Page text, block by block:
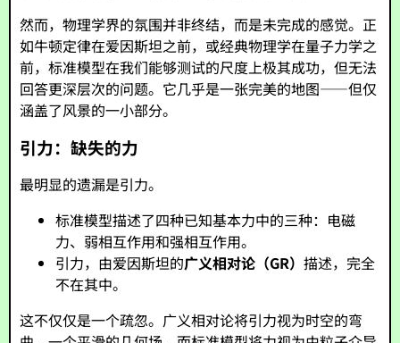
然而，物理学界的氛围并非终结，而是未完成的感觉。正
如牛顿定律在爱因斯坦之前，或经典物理学在量子力学之
前，标准模型在我们能够测试的尺度上极其成功，但无法
回答更深层次的问题。它几乎是一张完美的地图——但仅
涵盖了风景的一小部分。
引力：缺失的力
最明显的遗漏是引力。
标准模型描述了四种已知基本力中的三种：电磁
力、弱相互作用和强相互作用。
引力，由爱因斯坦的广义相对论（GR）描述，完全
不在其中。
这不仅仅是一个疏忽。广义相对论将引力视为时空的弯